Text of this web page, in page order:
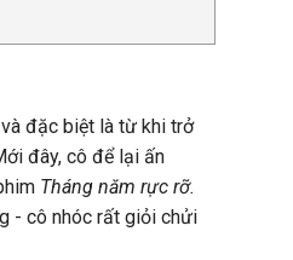
đặc biệt là từ khi trở
đây, cô để lại ấn
Tháng năm rực rỡ.
- cô nhóc rất giỏi chửi